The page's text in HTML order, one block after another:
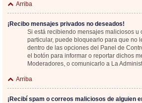
Arriba
¡Recibo mensajes privados no deseados!
Si está recibiendo mensajes maliciosos u
particular, puede bloquearlo para que no
dentro de las opciones del Panel de
el botón para informar o reportar dichos
Moderadores, o comunicarlo a La
Arriba
¡Recibí spam o correos maliciosos de alguien